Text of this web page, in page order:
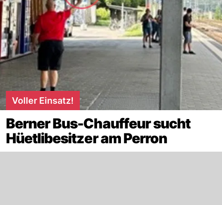
Voller Einsatz!
Berner Bus-Chauffeur sucht
Hüetlibesitzer am Perron